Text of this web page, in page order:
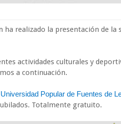
ha realizado la presentación de la
actividades culturales y
a continuación.
Universidad Popular de Fuentes de
Totalmente gratuito.